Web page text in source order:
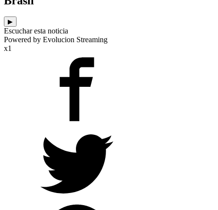
▶
Escuchar esta noticia
Powered by Evolucion Streaming
x1